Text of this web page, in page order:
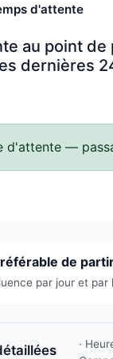
d'attente
au point de
dernières
d'attente —
de
par jour et par
·